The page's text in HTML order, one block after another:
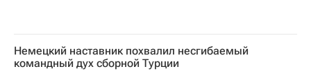
Немецкий наставник похвалил несгибаемый
командный дух сборной Турции